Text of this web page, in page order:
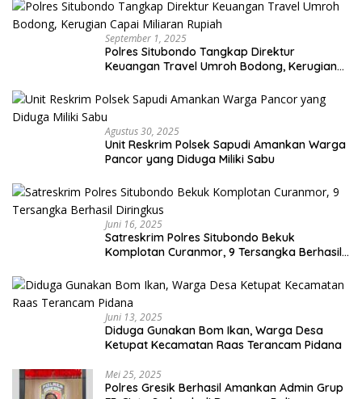
September 1, 2025
Polres Situbondo Tangkap Direktur
Keuangan Travel Umroh Bodong, Kerugian
Agustus 30, 2025
Unit Reskrim Polsek Sapudi Amankan Warga
Pancor yang Diduga Miliki Sabu
Juni 16, 2025
Satreskrim Polres Situbondo Bekuk
Komplotan Curanmor, 9 Tersangka Berhasil
Juni 13, 2025
Diduga Gunakan Bom Ikan, Warga Desa
Ketupat Kecamatan Raas Terancam Pidana
Mei 25, 2025
Polres Gresik Berhasil Amankan Admin Grup